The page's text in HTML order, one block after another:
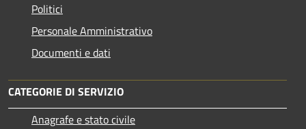
Politici
Personale Amministrativo
Documenti e dati
CATEGORIE DI SERVIZIO
Anagrafe e stato civile